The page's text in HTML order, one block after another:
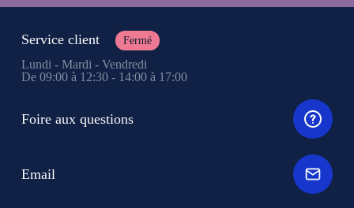
Service client Fermé
Lundi - Mardi - Vendredi
De 09:00 à 12:30 - 14:00 à 17:00
Foire aux questions
Email